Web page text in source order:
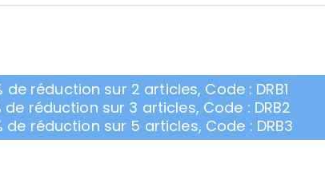
de réduction sur 2 articles, Code : DRB1
de réduction sur 3 articles, Code : DRB2
de réduction sur 5 articles, Code : DRB3